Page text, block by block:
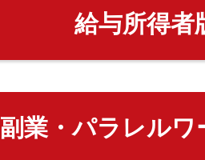
給与所得者
副業・パラレルワ